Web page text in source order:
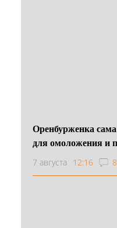
Оренбурженка сама
для омоложения и
7 августа 12:16 8